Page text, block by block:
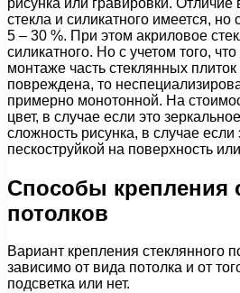
стекла и силикатного имеется,
5 – 30 %. При этом акриловое
силикатного. Но с учетом того,
монтаже часть стеклянных
повреждена, то
примерно монотонной. На
цвет, в случае если это
сложность рисунка, в случае если
пескоструйкой на поверхность
Способы крепления
потолков
Вариант крепления стеклянного
зависимо от вида потолка и от
подсветка или нет.